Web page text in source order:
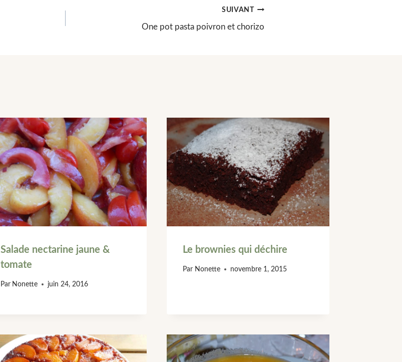
SUIVANT
One pot pasta poivron et chorizo
Salade nectarine jaune &
tomate
Par Nonette juin 24, 2016
Le brownies qui déchire
Par Nonette novembre 1, 2015